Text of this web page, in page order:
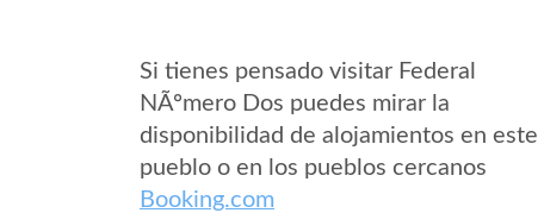
Si tienes pensado visitar Federal
NÃºmero Dos puedes mirar la
disponibilidad de alojamientos en este
pueblo o en los pueblos cercanos
Booking.com